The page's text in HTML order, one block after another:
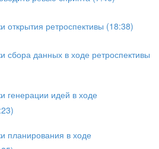
открытия ретроспективы (18:38)
сбора данных в ходе ретроспективы
генерации идей в ходе
планирования в ходе